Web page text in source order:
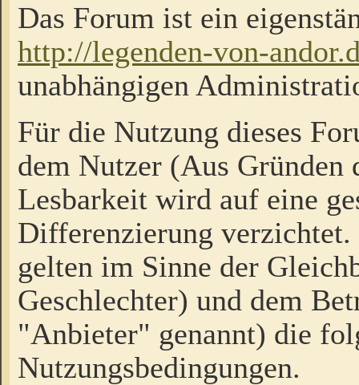
Das Forum ist ein
http://legenden-von-
unabhängigen
Für die Nutzung dieses
dem Nutzer (Aus Gründen
Lesbarkeit wird auf eine
Differenzierung
gelten im Sinne der
Geschlechter) und dem
"Anbieter" genannt) die
Nutzungsbedingungen.